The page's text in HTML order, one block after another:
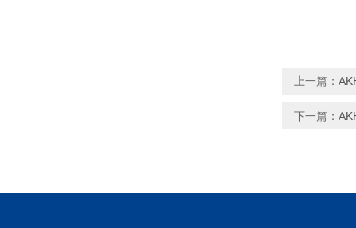
上一篇：
下一篇：